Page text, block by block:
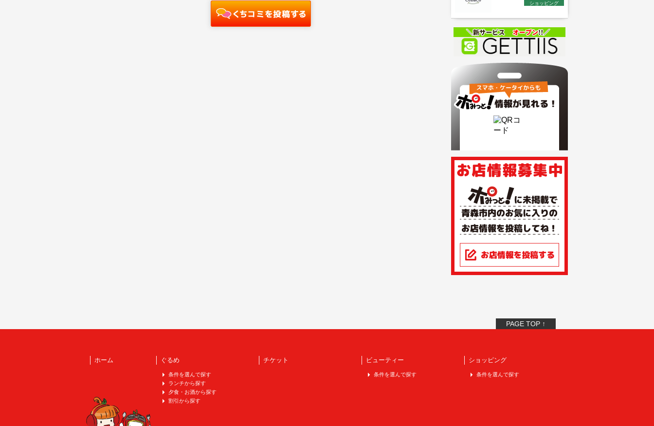
ショッピング
PAGE TOP ↑
ホーム ぐるめ
条件を選んで探す
ランチから探す
夕食・お酒から探す
割引から探す
チケット ビューティー
条件を選んで探す
ショッピング
条件を選んで探す